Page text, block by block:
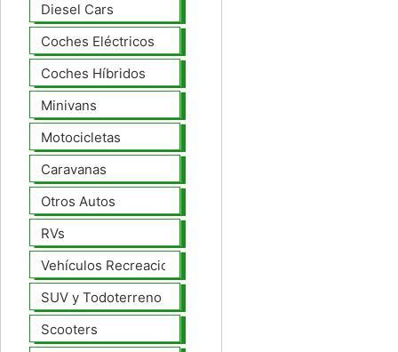
Diesel Cars
Coches Eléctricos
Coches Híbridos
Minivans
Motocicletas
Caravanas
Otros Autos
RVs
Vehículos Recreacionales
SUV y Todoterreno
Scooters